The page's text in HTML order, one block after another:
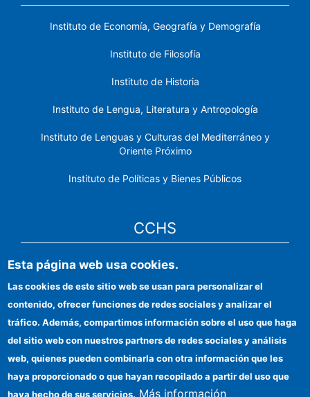
Instituto de Economía, Geografía y Demografía
Instituto de Filosofía
Instituto de Historia
Instituto de Lengua, Literatura y Antropología
Instituto de Lenguas y Culturas del Mediterráneo y
Oriente Próximo
Instituto de Políticas y Bienes Públicos
CCHS
Sede electrónica CSIC
Identidad institucional
Información para proveedores
Ayudas FEDER
Organismos financiadores
Esta página web usa cookies.
Las cookies de este sitio web se usan para personalizar el
contenido, ofrecer funciones de redes sociales y analizar el
tráfico. Además, compartimos información sobre el uso que haga
del sitio web con nuestros partners de redes sociales y análisis
web, quienes pueden combinarla con otra información que les
haya proporcionado o que hayan recopilado a partir del uso que
haya hecho de sus servicios. Más información